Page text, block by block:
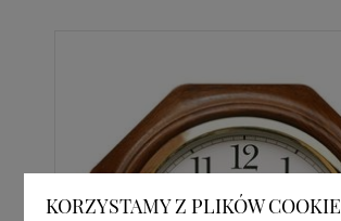
KORZYSTAMY Z PLIKÓW COOKIE